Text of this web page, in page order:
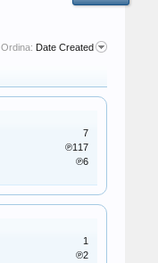
Ordina: Date Created
7
℗117
℗6
1
℗2